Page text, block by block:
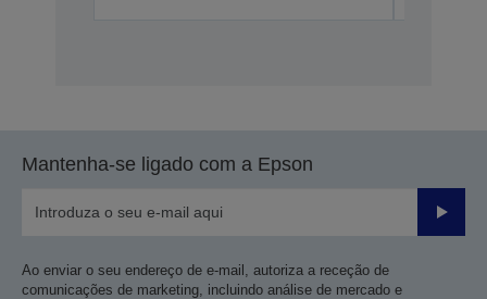
Mantenha-se ligado com a Epson
Enviar
Ao enviar o seu endereço de e-mail, autoriza a receção de
comunicações de marketing, incluindo análise de mercado e